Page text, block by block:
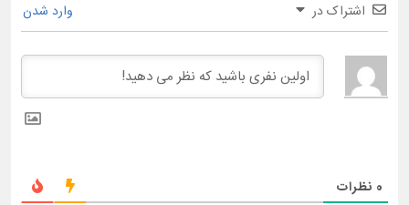
اشتراک در وارد شدن
0 نظرات